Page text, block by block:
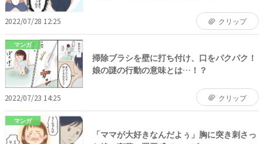
2022/07/28 12:25 クリップ
マンガ
掃除ブラシを壁に打ち付け、口をパクパク！
娘の謎の行動の意味とは…！？
2022/07/23 14:25 クリップ
マンガ
「ママが大好きなんだよぅ」胸に突き刺さっ